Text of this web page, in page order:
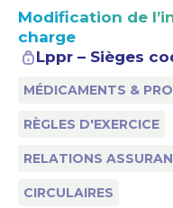
Modification de
charge
Lppr – Sièges
MÉDICAMENTS &
RÈGLES D'EXERCICE
RELATIONS
CIRCULAIRES